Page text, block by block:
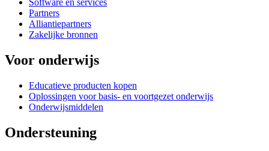
Software en services
Partners
Alliantiepartners
Zakelijke bronnen
Voor onderwijs
Educatieve producten kopen
Oplossingen voor basis- en voortgezet onderwijs
Onderwijsmiddelen
Ondersteuning